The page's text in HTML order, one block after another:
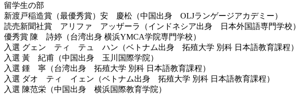
留学生の部
新渡戸稲造賞（最優秀賞）安 慶松（中国出身 OLJランゲージアカデミー）
読売新聞社賞 アリファ アッザーラ（インドネシア出身 日本外国語専門学校）
優秀賞 陳 詩婷（台湾出身 横浜YMCA学院専門学校）
入選 グェン ティ テュ ハン（ベトナム出身 拓殖大学 別科 日本語教育課程）
入選 黃 紀甫（中国出身 玉川国際学院）
入選 鍾 寧（台湾出身 拓殖大学 別科 日本語教育課程）
入選 ダオ ティ イェン（ベトナム出身 拓殖大学 別科 日本語教育課程）
入選 陳范栄（中国出身 横浜国際教育学院）